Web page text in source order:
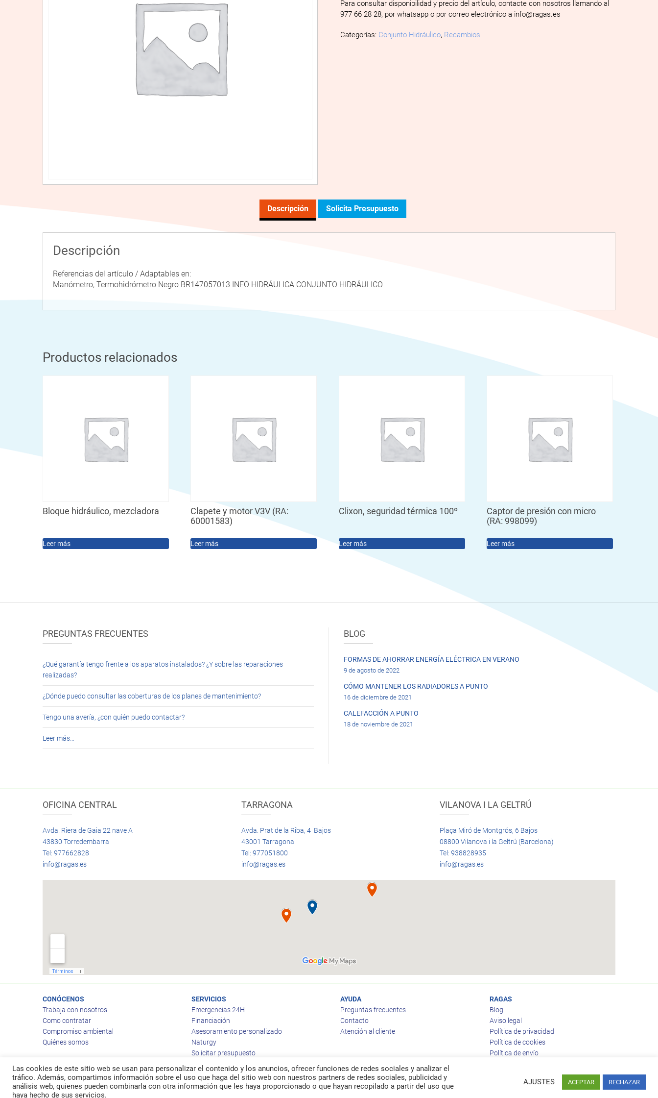
Para consultar disponibilidad y precio del artículo, contacte con nosotros llamando al
977 66 28 28, por whatsapp o por correo electrónico a info@ragas.es
Categorías: Conjunto Hidráulico, Recambios
Descripción Solicita Presupuesto
Descripción
Referencias del artículo / Adaptables en:
Manómetro, Termohidrómetro Negro BR147057013 INFO HIDRÁULICA CONJUNTO HIDRÁULICO
Productos relacionados
Bloque hidráulico, mezcladora
Leer más
Clapete y motor V3V (RA:
60001583)
Leer más
Clixon, seguridad térmica 100º
Leer más
Captor de presión con micro
(RA: 998099)
Leer más
PREGUNTAS FRECUENTES
¿Qué garantía tengo frente a los aparatos instalados? ¿Y sobre las reparaciones
realizadas?
¿Dónde puedo consultar las coberturas de los planes de mantenimiento?
Tengo una avería, ¿con quién puedo contactar?
Leer más…
BLOG
FORMAS DE AHORRAR ENERGÍA ELÉCTRICA EN VERANO
9 de agosto de 2022
CÓMO MANTENER LOS RADIADORES A PUNTO
16 de diciembre de 2021
CALEFACCIÓN A PUNTO
18 de noviembre de 2021
OFICINA CENTRAL
Avda. Riera de Gaia 22 nave A
43830 Torredembarra
Tel: 977662828
info@ragas.es
TARRAGONA
Avda. Prat de la Riba, 4 Bajos
43001 Tarragona
Tel: 977051800
info@ragas.es
VILANOVA I LA GELTRÚ
Plaça Miró de Montgrós, 6 Bajos
08800 Vilanova i la Geltrú (Barcelona)
Tel: 938828935
info@ragas.es
CONÓCENOS
Trabaja con nosotros
Como contratar
Compromiso ambiental
Quiénes somos
SERVICIOS
Emergencias 24H
Financiación
Asesoramiento personalizado
Naturgy
Solicitar presupuesto
AYUDA
Preguntas frecuentes
Contacto
Atención al cliente
RAGAS
Blog
Aviso legal
Política de privacidad
Política de cookies
Política de envío
© 2026Ragas
Las cookies de este sitio web se usan para personalizar el contenido y los anuncios, ofrecer funciones de redes sociales y analizar el
tráfico. Además, compartimos información sobre el uso que haga del sitio web con nuestros partners de redes sociales, publicidad y
análisis web, quienes pueden combinarla con otra información que les haya proporcionado o que hayan recopilado a partir del uso que
haya hecho de sus servicios.
AJUSTES ACEPTAR RECHAZAR